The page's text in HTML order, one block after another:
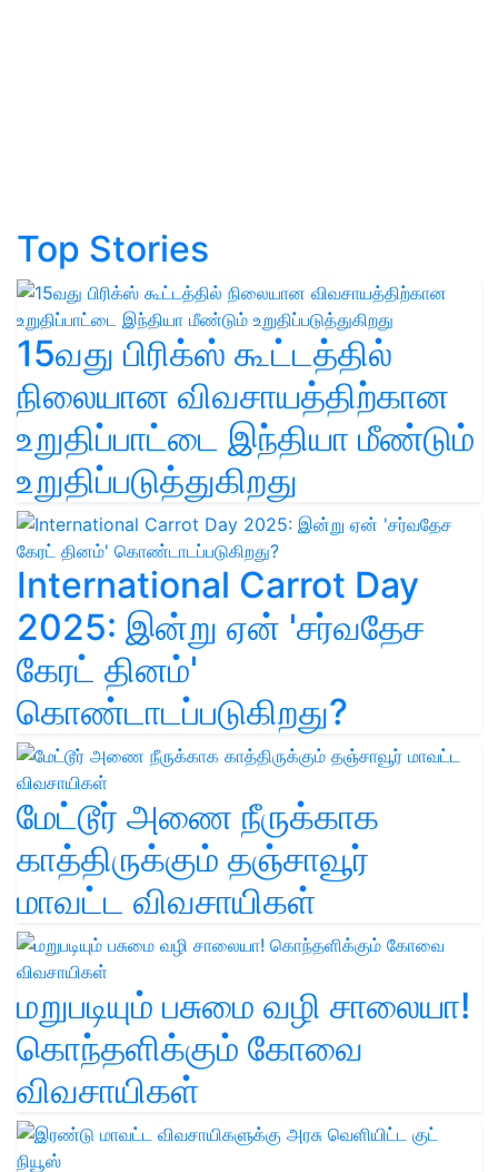
Top Stories
15வது பிரிக்ஸ் கூட்டத்தில்
நிலையான விவசாயத்திற்கான
உறுதிப்பாட்டை இந்தியா மீண்டும்
உறுதிப்படுத்துகிறது
International Carrot Day
2025: இன்று ஏன் 'சர்வதேச
கேரட் தினம்'
கொண்டாடப்படுகிறது?
மேட்டூர் அணை நீருக்காக
காத்திருக்கும் தஞ்சாவூர்
மாவட்ட விவசாயிகள்
மறுபடியும் பசுமை வழி சாலையா!
கொந்தளிக்கும் கோவை
விவசாயிகள்